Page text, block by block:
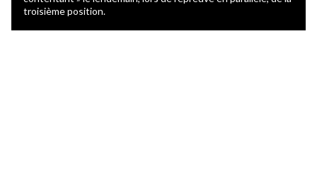
troisième position.